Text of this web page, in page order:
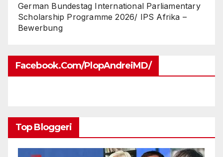
German Bundestag International Parliamentary
Scholarship Programme 2026/ IPS Afrika –
Bewerbung
Facebook.com/PlopAndreiMD/
Top Bloggeri